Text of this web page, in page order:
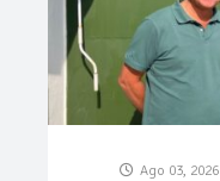
Ago 03, 2026